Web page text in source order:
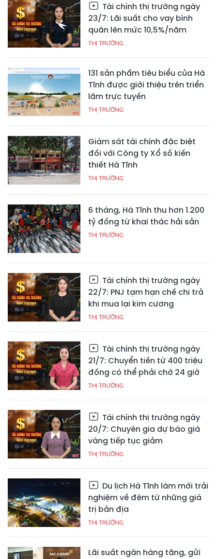
Tài chính thị trường ngày
23/7: Lãi suất cho vay bình
quân lên mức 10,5%/năm
THỊ TRƯỜNG
131 sản phẩm tiêu biểu của Hà
Tĩnh được giới thiệu trên triển
lãm trực tuyến
THỊ TRƯỜNG
Giám sát tài chính đặc biệt
đối với Công ty Xổ số kiến
thiết Hà Tĩnh
THỊ TRƯỜNG
6 tháng, Hà Tĩnh thu hơn 1.200
tỷ đồng từ khai thác hải sản
THỊ TRƯỜNG
Tài chính thị trường ngày
22/7: PNJ tạm hạn chế chi trả
khi mua lại kim cương
THỊ TRƯỜNG
Tài chính thị trường ngày
21/7: Chuyển tiền từ 400 triệu
đồng có thể phải chờ 24 giờ
THỊ TRƯỜNG
Tài chính thị trường ngày
20/7: Chuyên gia dự báo giá
vàng tiếp tục giảm
THỊ TRƯỜNG
Du lịch Hà Tĩnh làm mới trải
nghiệm về đêm từ những giá
trị bản địa
THỊ TRƯỜNG
Lãi suất ngân hàng tăng, gửi